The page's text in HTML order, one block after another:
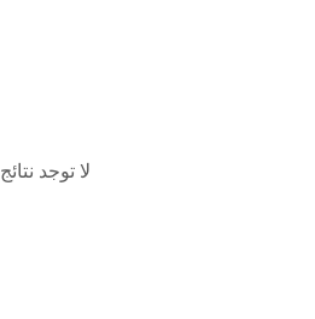
لا توجد نتائج